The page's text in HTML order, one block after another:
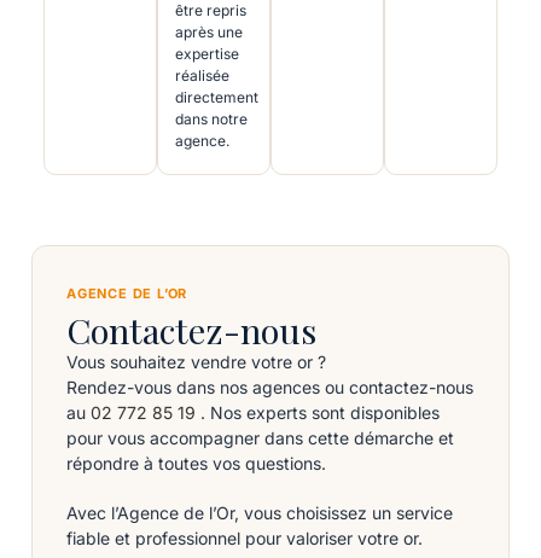
être repris
après une
expertise
réalisée
directement
dans notre
agence.
AGENCE DE L’OR
Contactez-nous
Vous souhaitez vendre votre or ?
Rendez-vous dans nos agences ou contactez-nous
au 02 772 85 19 . Nos experts sont disponibles
pour vous accompagner dans cette démarche et
répondre à toutes vos questions.
Avec l’Agence de l’Or, vous choisissez un service
fiable et professionnel pour valoriser votre or.